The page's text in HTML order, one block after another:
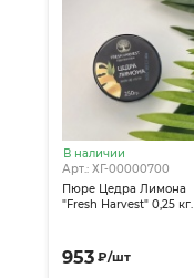
В наличии
Арт.: ХГ-00000700
Пюре Цедра Лимона
"Fresh Harvest" 0,25 кг.
953 ₽/шт